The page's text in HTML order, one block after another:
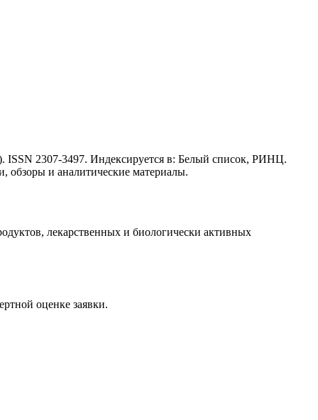
ISSN 2307-3497. Индексируется в: Белый список, РИНЦ.
обзоры и аналитические материалы.
лекарственныx и биологически активныx
оценке заявки.